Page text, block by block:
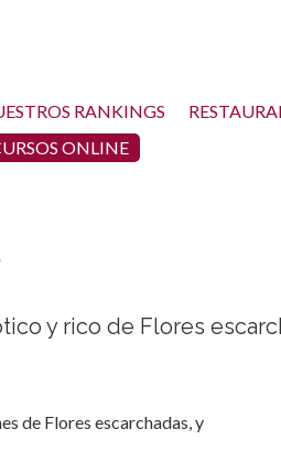
RANKINGS
ONLINE
y rico de Flores
de Flores escarchadas, y